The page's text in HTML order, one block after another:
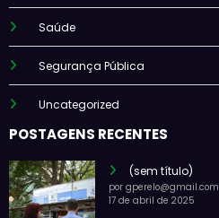
Saúde
Segurança Pública
Uncategorized
POSTAGENS RECENTES
(sem título)
por gperelo@gmail.com
17 de abril de 2025